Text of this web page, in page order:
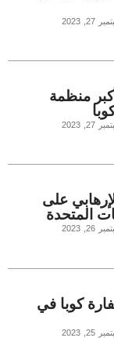
27, 2023
منظمة
27, 2023
على
المتحدة
26, 2023
كوبا في
25, 2023